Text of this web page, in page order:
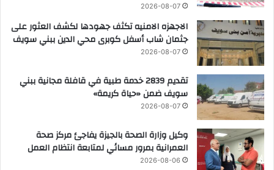
2026-08-07
الاجهزه الامنيه تكثف جهودها لكشف العثور على
جثمان شاب أسفل كوبرى محي الدين ببني سويف
2026-08-07
تقديم 2839 خدمة طبية في قافلة مجانية ببني
سويف ضمن «حياة كريمة»
2026-08-07
وكيل وزارة الصحة بالجيزة يفاجئ مركز صحة
العمرانية بمرور مسائي لمتابعة انتظام العمل
2026-08-06